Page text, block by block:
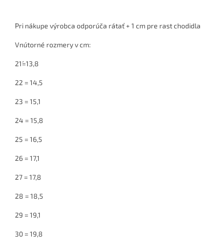
Pri nákupe výrobca odporúča rátať + 1 cm pre rast chodidla
Vnútorné rozmery v cm:
21´=13,8
22 = 14,5
23 = 15,1
24 = 15,8
25 = 16,5
26 = 17,1
27 = 17,8
28 = 18,5
29 = 19,1
30 = 19,8